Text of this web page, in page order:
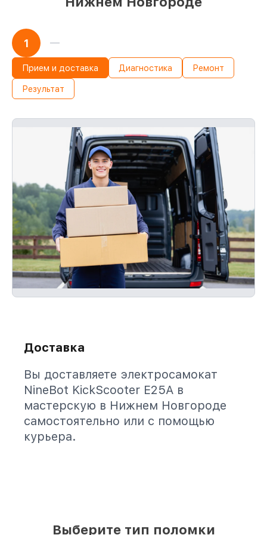
1
Прием и доставка Диагностика Ремонт
Результат
Доставка
Вы доставляете электросамокат
NineBot KickScooter E25A в
мастерскую в Нижнем Новгороде
самостоятельно или с помощью
курьера.
Выберите тип поломки